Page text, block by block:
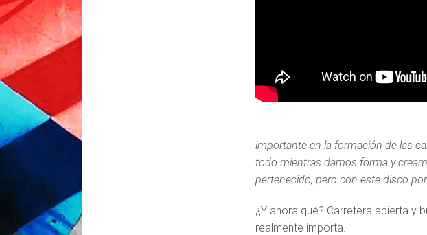
importante en la formación de las
todo mientras damos forma y
pertenecido, pero con este disco
¿Y ahora qué? Carretera abierta y
realmente importa.